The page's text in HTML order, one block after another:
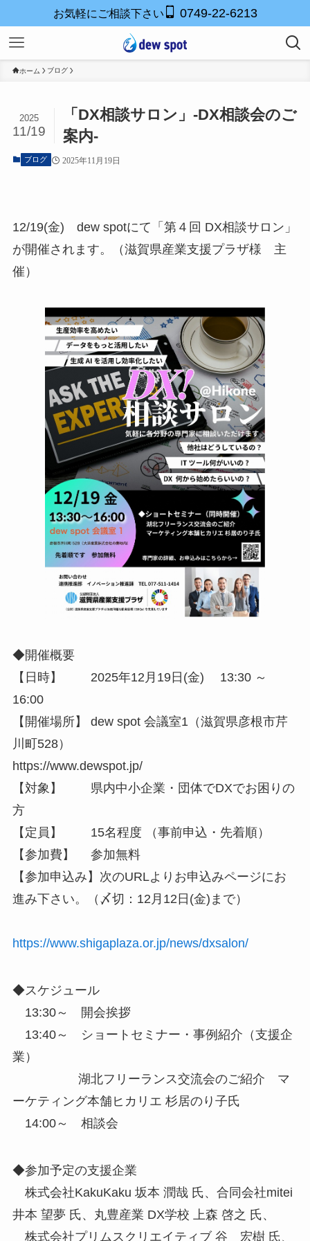
お気軽にご相談下さい 0749-22-6213
ホーム ブログ
「DX相談サロン」-DX相談会のご
案内-
2025
11/19
ブログ 2025年11月19日
12/19(金) dew spotにて「第４回 DX相談サロン」
が開催されます。（滋賀県産業支援プラザ様 主
催）
◆開催概要
【日時】 2025年12月19日(金) 13:30 ～
16:00
【開催場所】 dew spot 会議室1（滋賀県彦根市芹
川町528）
https://www.dewspot.jp/
【対象】 県内中小企業・団体でDXでお困りの
方
【定員】 15名程度 （事前申込・先着順）
【参加費】 参加無料
【参加申込み】次のURLよりお申込みページにお
進み下さい。（〆切：12月12日(金)まで）
https://www.shigaplaza.or.jp/news/dxsalon/
◆スケジュール
13:30～ 開会挨拶
13:40～ ショートセミナー・事例紹介（支援企
業）
湖北フリーランス交流会のご紹介 マ
ーケティング本舗ヒカリエ 杉居のり子氏
14:00～ 相談会
◆参加予定の支援企業
株式会社KakuKaku 坂本 潤哉 氏、合同会社mitei
井本 望夢 氏、丸豊産業 DX学校 上森 啓之 氏、
株式会社プリムスクリエイティブ 谷 宏樹 氏、